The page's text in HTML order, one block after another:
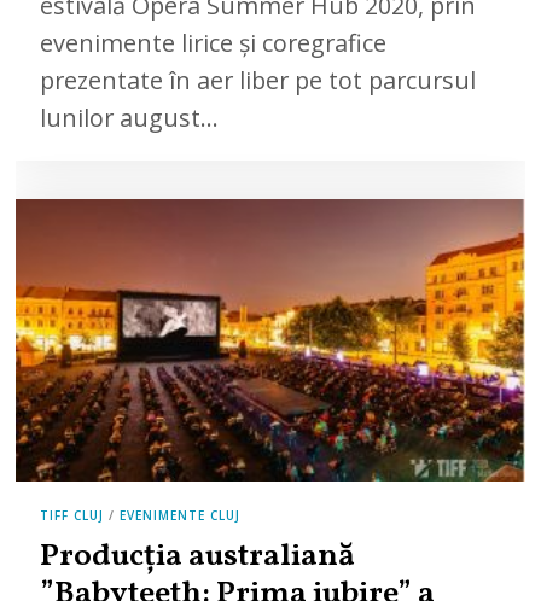
evenimente lirice și coregrafice
prezentate în aer liber pe tot parcursul
lunilor august…
TIFF CLUJ / EVENIMENTE CLUJ
Producţia australiană